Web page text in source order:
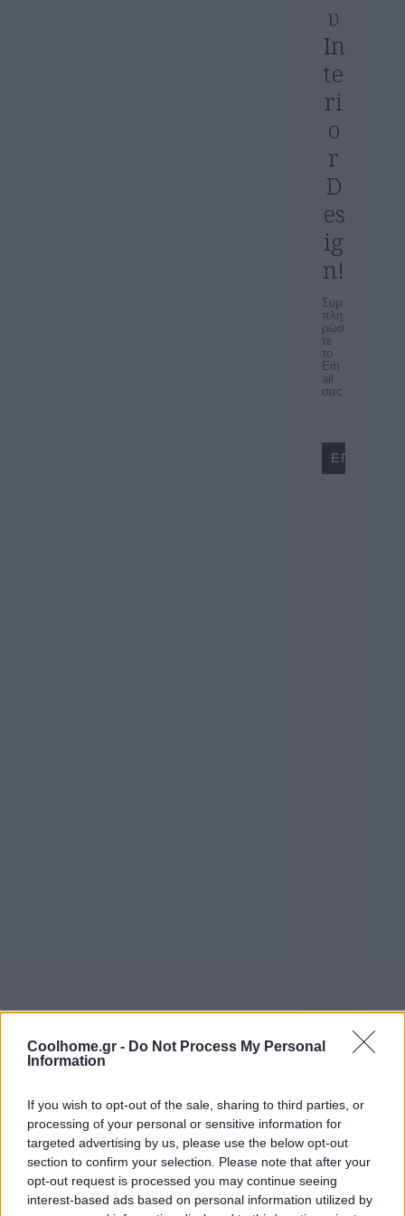
Coolhome.gr - Do Not Process My Personal
Information
If you wish to opt-out of the sale, sharing to third parties, or
processing of your personal or sensitive information for
targeted advertising by us, please use the below opt-out
section to confirm your selection. Please note that after your
opt-out request is processed you may continue seeing
interest-based ads based on personal information utilized by
υ
In
te
ri
o
r
D
es
ig
n!
Συμ
πλη
ρώσ
τε
το
Em
ail
σας